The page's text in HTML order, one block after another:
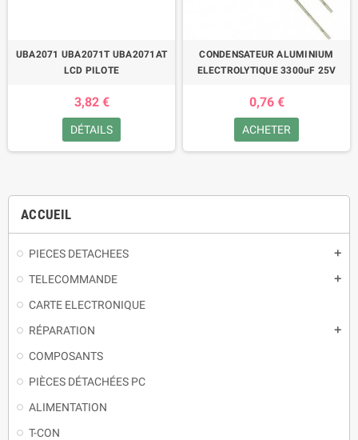
ACCUEIL
PIECES DETACHEES
TELECOMMANDE
CARTE ELECTRONIQUE
RÉPARATION
COMPOSANTS
PIÈCES DÉTACHÉES PC
ALIMENTATION
T-CON
UBA2071 UBA2071T UBA2071AT
LCD PILOTE
3,82 €
DÉTAILS
CONDENSATEUR ALUMINIUM
ELECTROLYTIQUE 3300uF 25V
0,76 €
ACHETER